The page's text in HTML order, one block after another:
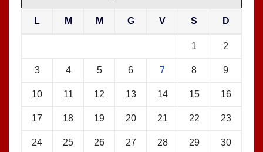
L M M G V S D
1 2
3 4 5 6 7 8 9
10 11 12 13 14 15 16
17 18 19 20 21 22 23
24 25 26 27 28 29 30